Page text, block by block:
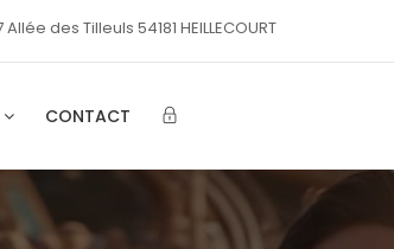
Allée des Tilleuls 54181 HEILLECOURT
CONTACT